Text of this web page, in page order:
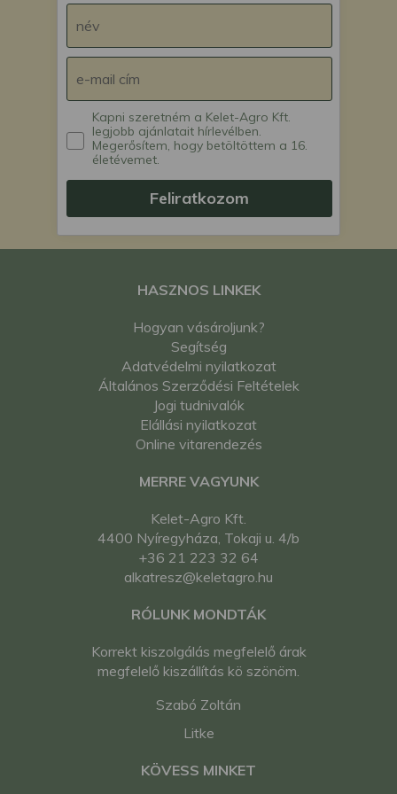
Kapni szeretném a Kelet-Agro Kft.
legjobb ajánlatait hírlevélben.
Megerősítem, hogy betöltöttem a 16.
életévemet.
Feliratkozom
HASZNOS LINKEK
Hogyan vásároljunk?
Segítség
Adatvédelmi nyilatkozat
Általános Szerződési Feltételek
Jogi tudnivalók
Elállási nyilatkozat
Online vitarendezés
MERRE VAGYUNK
Kelet-Agro Kft.
4400 Nyíregyháza, Tokaji u. 4/b
+36 21 223 32 64
alkatresz@keletagro.hu
RÓLUNK MONDTÁK
Korrekt kiszolgálás megfelelő árak
megfelelő kiszállítás kö szönöm.
Szabó Zoltán
Litke
KÖVESS MINKET